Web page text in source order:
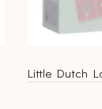
Little Dutch